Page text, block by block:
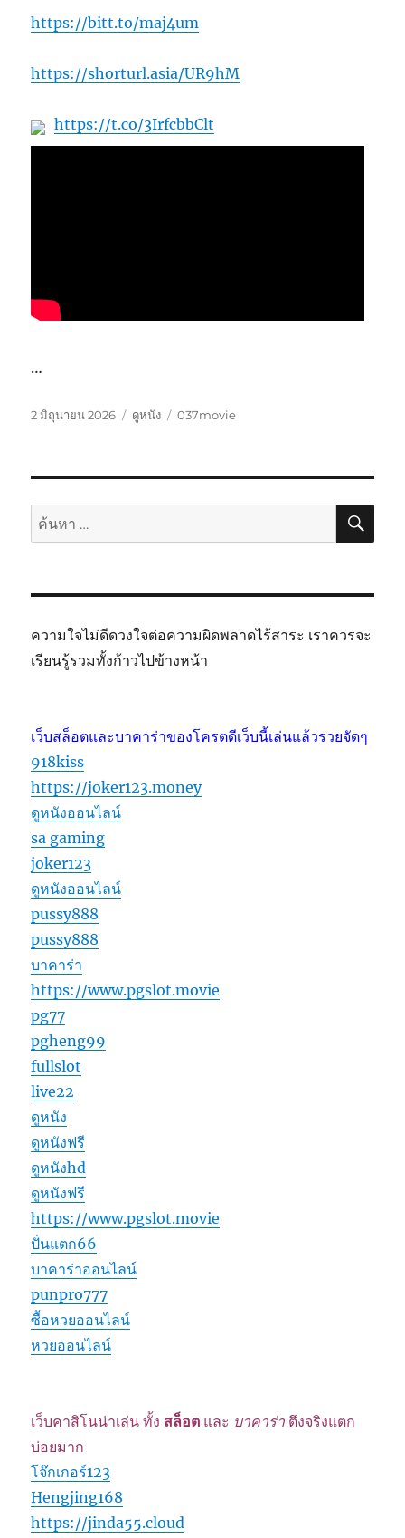
https://bitt.to/maj4um
https://shorturl.asia/UR9hM
https://t.co/3IrfcbbClt
…
เขียน
2 มิถุนายน 2026
หมวด
ดูหนัง
ป้าย
037movie
ค้นหา: ค้น
ความใจไม่ดีดวงใจต่อความผิดพลาดไร้สาระ เราควรจะ
เรียนรู้รวมทั้งก้าวไปข้างหน้า
เว็บสล็อตและบาคาร่าของโครตดีเว็บนี้เล่นแล้วรวยจัดๆ
918kiss
https://joker123.money
ดูหนังออนไลน์
sa gaming
joker123
ดูหนังออนไลน์
pussy888
pussy888
บาคาร่า
https://www.pgslot.movie
pg77
pgheng99
fullslot
live22
ดูหนัง
ดูหนังฟรี
ดูหนังhd
ดูหนังฟรี
https://www.pgslot.movie
ปั่นแตก66
บาคาร่าออนไลน์
punpro777
ซื้อหวยออนไลน์
หวยออนไลน์
เว็บคาสิโนน่าเล่น ทั้ง สล็อต และ บาคาร่า ตึงจริงแตก
บ่อยมาก
โจ๊กเกอร์123
Hengjing168
https://jinda55.cloud